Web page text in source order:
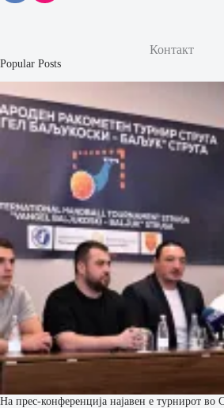
Контакт
Popular Posts
На прес-конференција најавен е турнирот во